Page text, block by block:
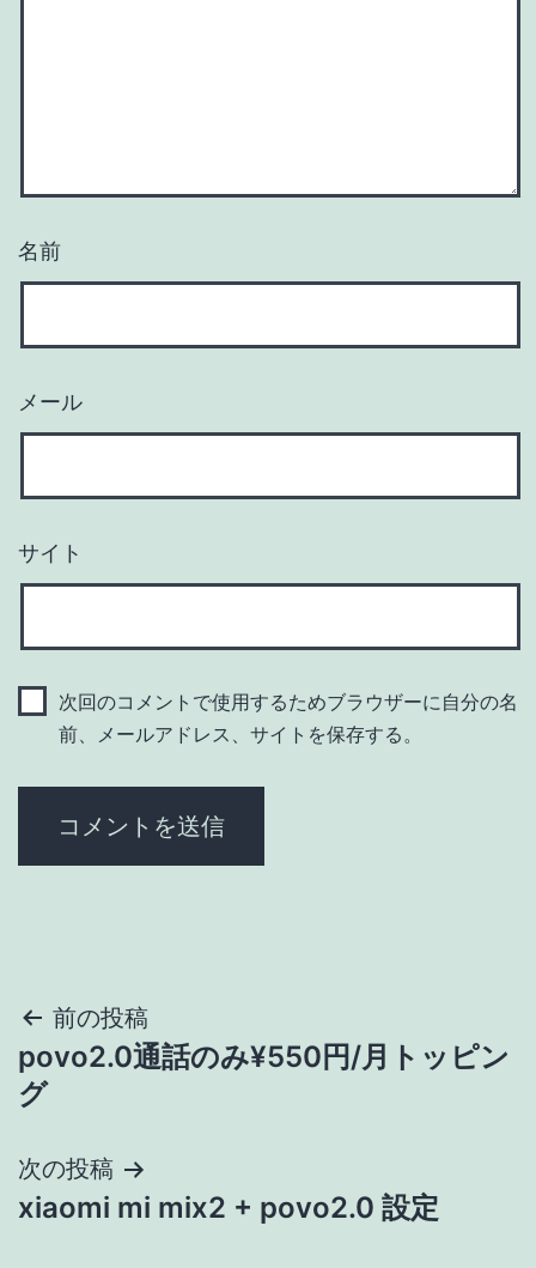
名前
メール
サイト
次回のコメントで使用するためブラウザーに自分の名
前、メールアドレス、サイトを保存する。
投
稿
ビ
前の投稿
povo2.0通話のみ¥550円/月トッピン
グ
次の投稿
xiaomi mi mix2 + povo2.0 設定